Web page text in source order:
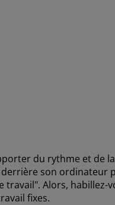
du rythme et de
son ordinateur
Alors, habillez-
fixes.